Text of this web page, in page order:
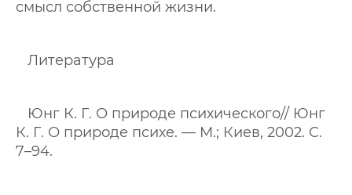
смысл собственной жизни.
Литература
Юнг К. Г. О природе психического// Юнг
К. Г. О природе психе. — М.; Киев, 2002. С.
7–94.